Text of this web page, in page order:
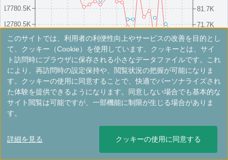
1 - 1 件 / 全 1 件
8/1(Fri)8/4(Mon)8/7(Thu)8/10(Sun)8/13(Wed)8/16(Sat)8/19(Tue)8/22(Fri)8/25(Mon)8/28(Thu)
7780.5K
12780.5K
17780.5K
61.7K
71.7K
81.7K
※手数料別。レートは目安ですので最新の情報は公式サイトでご確認ください。
ダナン・マリオット・リゾート＆スパ、ノ
ンヌオックビーチヴィラ
しい庭園と海の景色が楽しめる。
このサイトでは、利用者の利便性向上やサービスの改善を目的とし
て、クッキー（Cookie）を使用しています。クッキーとは、サイ
ト訪問時にブラウザに保存される小さなデータファイルです。これ
により、再訪問時の設定保持や、閲覧状況の把握が可能になりま
す。クッキーの使用に同意することで、快適でパーソナライズされ
た体験を提供できるようになります。同意しない場合でも基本的な
サイト閲覧は可能ですが、一部機能に制限が生じる場合がありま
す。
詳細を見る クッキーの使用に同意する